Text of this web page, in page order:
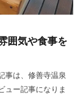
囲気や食事を
事は、修善寺温泉
ュー記事になりま